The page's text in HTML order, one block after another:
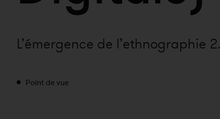
L’émergence de l’ethnographie
Point de vue